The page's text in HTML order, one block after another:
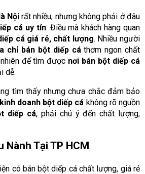
Nộirất nhiều, nhưng không phải ở đâu
cá uy tín. Điều mà khách hàng quan
cá giá rẻ, chất lượng. Nhiều người
chỉ bán bột diếp cáthơm ngon chất
để tìm được nơi bán bột diếp cá
dễ.
tìm thấy nhưng chưa chắc đảm bảo
doanh bột diếp cá không rõ nguồn
diếp cá, phải chú ý đến chất lượng,
Nành Tại TP HCM
có bán bột diếp cá chất lượng, giá rẻ